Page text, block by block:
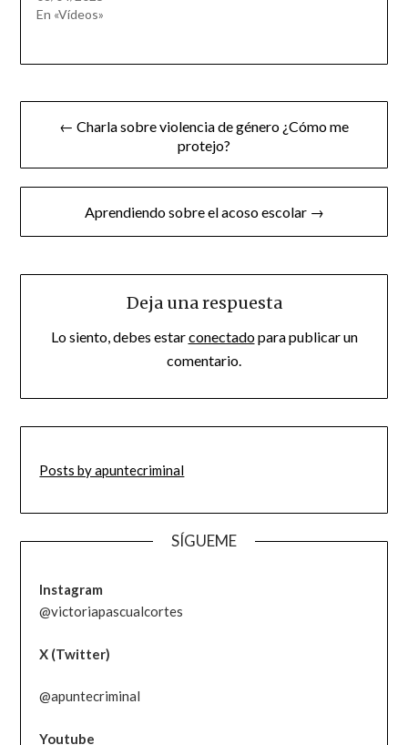
En «Vídeos»
Navegación
entradas
← Charla sobre violencia de género ¿Cómo me
protejo?
Aprendiendo sobre el acoso escolar →
Deja una respuesta
Lo siento, debes estarconectadopara publicar un
comentario.
Posts by apuntecriminal
SÍGUEME
Instagram
@victoriapascualcortes
X (Twitter)
@apuntecriminal
Youtube